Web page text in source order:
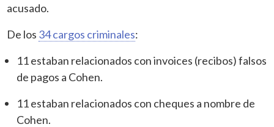
acusado.
De los 34 cargos criminales:
11 estaban relacionados con invoices (recibos) falsos
de pagos a Cohen.
11 estaban relacionados con cheques a nombre de
Cohen.